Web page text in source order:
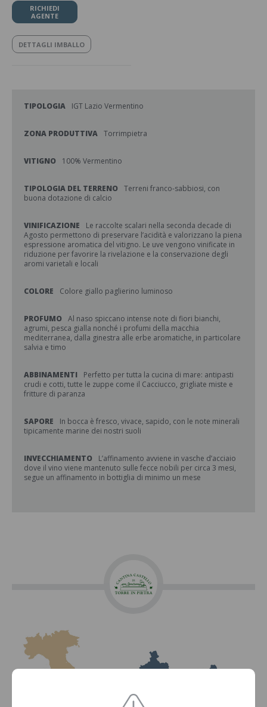
RICHIEDI
AGENTE
DETTAGLI IMBALLO
TIPOLOGIA IGT Lazio Vermentino
ZONA PRODUTTIVA Torrimpietra
VITIGNO 100% Vermentino
TIPOLOGIA DEL TERRENO Terreni franco-sabbiosi, con
buona dotazione di calcio
VINIFICAZIONE
Le raccolte scalari nella seconda decade di
Agosto permettono di preservare l’acidità e valorizzano la piena
espressione aromatica del vitigno. Le uve vengono vinificate in
riduzione per favorire la rivelazione e la conservazione degli
aromi varietali e locali
COLORE Colore giallo paglierino luminoso
PROFUMO Al naso spiccano intense note di fiori bianchi,
agrumi, pesca gialla nonché i profumi della macchia
mediterranea, dalla ginestra alle erbe aromatiche, in particolare
salvia e timo
ABBINAMENTI
Perfetto per tutta la cucina di mare: antipasti
crudi e cotti, tutte le zuppe come il Cacciucco, grigliate miste e
fritture di paranza
SAPORE
In bocca è fresco, vivace, sapido, con le note minerali
tipicamente marine dei nostri suoli
INVECCHIAMENTO
L’affinamento avviene in vasche d’acciaio
dove il vino viene mantenuto sulle fecce nobili per circa 3 mesi,
segue un affinamento in bottiglia di minimo un mese